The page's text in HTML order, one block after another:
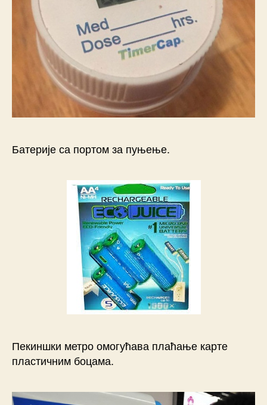
Батерије са портом за пуњење.
Пекиншки метро омогућава плаћање карте
пластичним боцама.